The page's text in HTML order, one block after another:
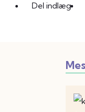
Del indlæg